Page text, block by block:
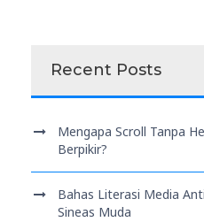
Recent Posts
Mengapa Scroll Tanpa
Berpikir?
Bahas Literasi Media
Sineas Muda